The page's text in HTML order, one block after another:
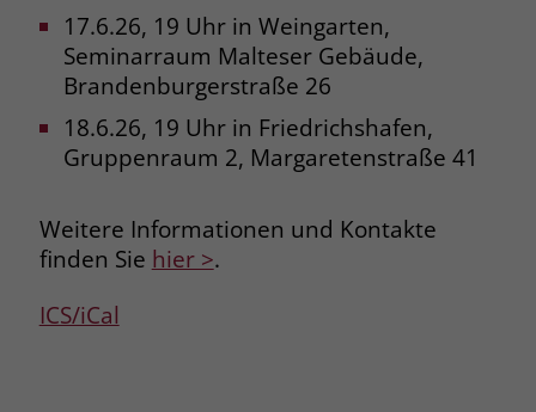
17.6.26, 19 Uhr in Weingarten,
Seminarraum Malteser Gebäude,
Brandenburgerstraße 26
18.6.26, 19 Uhr in Friedrichshafen,
Gruppenraum 2, Margaretenstraße 41
Weitere Informationen und Kontakte
finden Sie hier >.
ICS/iCal
Zweck
Der Zweck von _fbp ist vollständig auf
die Werbe- und Analysebemühungen
von Facebook zurückzuführen. Dieses
Cookie ist ein Erstanbieter-Cookie, d. h.
Facebook platziert es, während ein
Verbraucher auf Facebook ist. Dieses
Cookie verfolgt die Besuche eines
und meldet dieses Verhalten an
Facebook. Facebook kann dann die